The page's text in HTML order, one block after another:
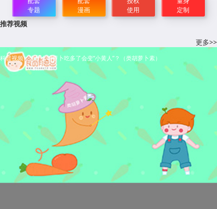
专题
漫画
使用
定制
推荐视频
更多>>
科普视频：为什么胡萝卜吃多了会变“小黄人”？（类胡萝卜素）